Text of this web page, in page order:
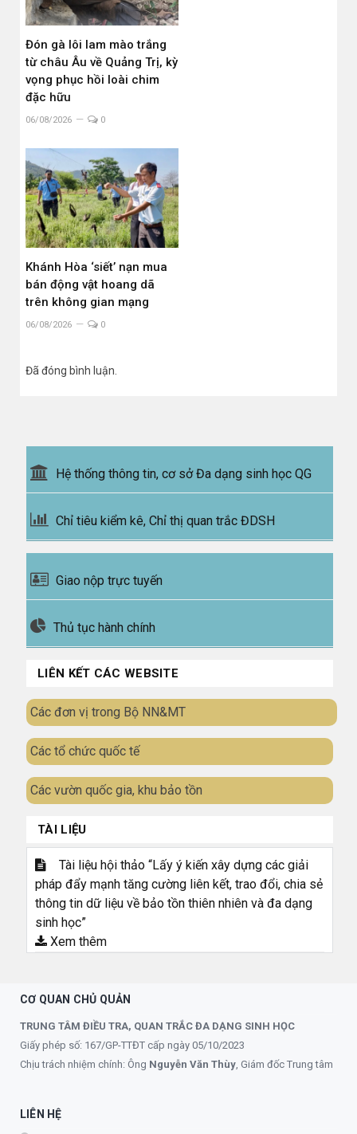
Đón gà lôi lam mào trắng
từ châu Âu về Quảng Trị, kỳ
vọng phục hồi loài chim
đặc hữu
06/08/2026 0
Khánh Hòa ‘siết’ nạn mua
bán động vật hoang dã
trên không gian mạng
06/08/2026 0
Đã đóng bình luận.
Hệ thống thông tin, cơ sở Đa dạng sinh học QG
Chỉ tiêu kiểm kê, Chỉ thị quan trắc ĐDSH
Giao nộp trực tuyến
Thủ tục hành chính
LIÊN KẾT CÁC WEBSITE
Các đơn vị trong Bộ NN&MT
Các tổ chức quốc tế
Các vườn quốc gia, khu bảo tồn
TÀI LIỆU
Tài liệu hội thảo “Lấy ý kiến xây dựng các giải
pháp đẩy mạnh tăng cường liên kết, trao đổi, chia sẻ
thông tin dữ liệu về bảo tồn thiên nhiên và đa dạng
sinh học”
Xem thêm
CƠ QUAN CHỦ QUẢN
TRUNG TÂM ĐIỀU TRA, QUAN TRẮC ĐA DẠNG SINH HỌC
Giấy phép số: 167/GP-TTĐT cấp ngày 05/10/2023
Chịu trách nhiệm chính: Ông Nguyễn Văn Thùy, Giám đốc Trung tâm
LIÊN HỆ